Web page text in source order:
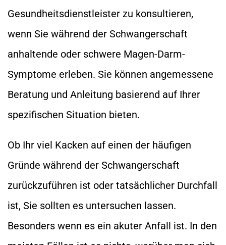
Gesundheitsdienstleister zu konsultieren,
wenn Sie während der Schwangerschaft
anhaltende oder schwere Magen-Darm-
Symptome erleben. Sie können angemessene
Beratung und Anleitung basierend auf Ihrer
spezifischen Situation bieten.
Ob Ihr viel Kacken auf einen der häufigen
Gründe während der Schwangerschaft
zurückzuführen ist oder tatsächlicher Durchfall
ist, Sie sollten es untersuchen lassen.
Besonders wenn es ein akuter Anfall ist. In den